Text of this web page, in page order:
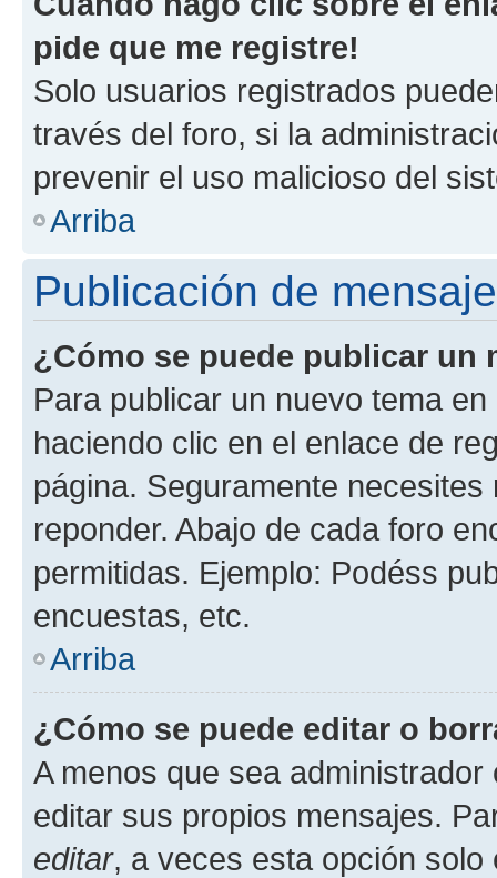
pide que me registre!
Solo usuarios registrados
través del foro, si la
prevenir el uso malicioso del
Arriba
Publicación de
¿Cómo se puede publicar un
Para publicar un nuevo tema
haciendo clic en el enlace de
página. Seguramente
reponder. Abajo de cada foro
permitidas. Ejemplo: Podéss
encuestas, etc.
Arriba
¿Cómo se puede editar o
A menos que sea
editar sus propios mensajes.
editar, a veces esta opción